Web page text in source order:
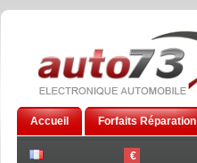
€
Accueil Forfaits Réparation